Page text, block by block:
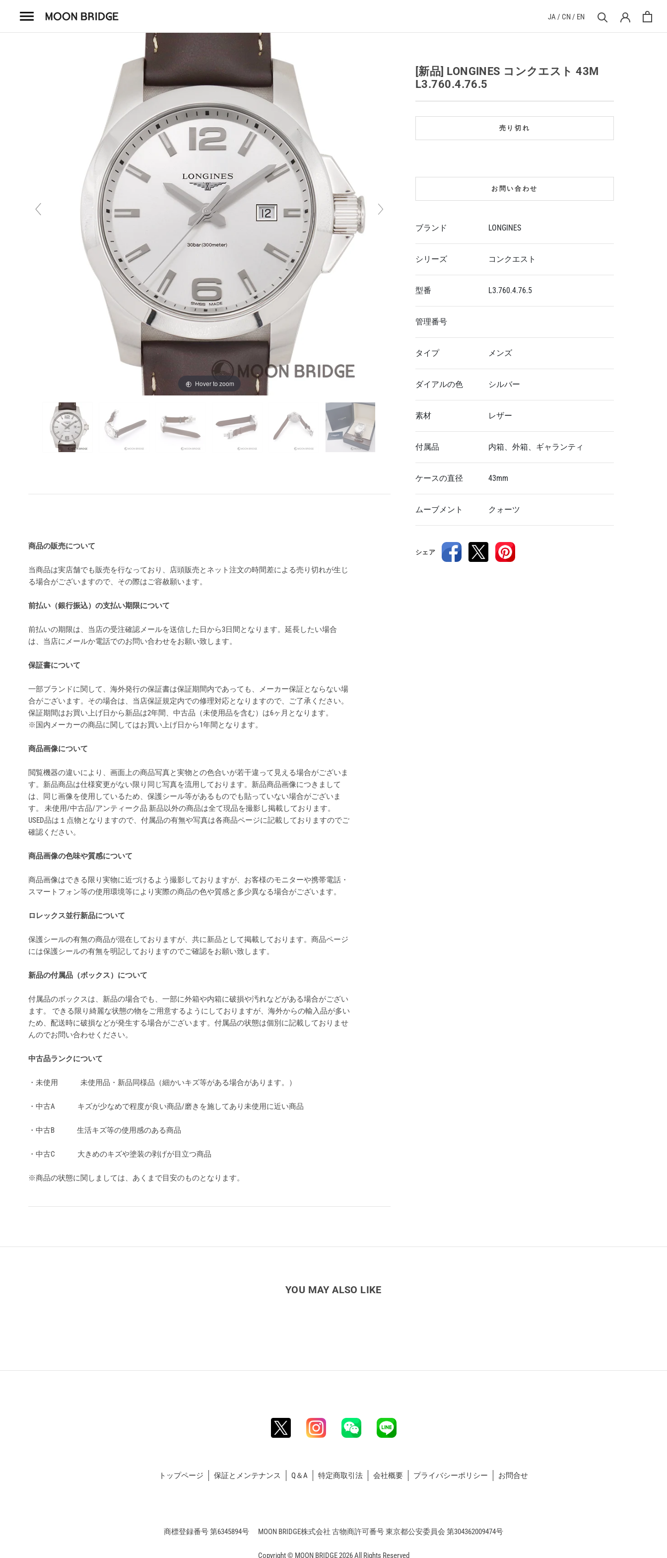
JA/ CN/ EN
Hover to zoom
[新品] LONGINES コンクエスト 43M
L3.760.4.76.5
売り切れ
お問い合わせ
ブランド LONGINES
シリーズ コンクエスト
型番 L3.760.4.76.5
管理番号
タイプ メンズ
ダイアルの色 シルバー
素材 レザー
付属品 内箱、外箱、ギャランティ
ケースの直径 43mm
ムーブメント クォーツ
シェア
商品の販売について
当商品は実店舗でも販売を行なっており、店頭販売とネット注文の時間差による売り切れが生じ
る場合がございますので、その際はご容赦願います。
前払い（銀行振込）の支払い期限について
前払いの期限は、当店の受注確認メールを送信した日から3日間となります。延長したい場合
は、当店にメールか電話でのお問い合わせをお願い致します。
保証書について
一部ブランドに関して、海外発行の保証書は保証期間内であっても、メーカー保証とならない場
合がございます。その場合は、当店保証規定内での修理対応となりますので、ご了承ください。
保証期間はお買い上げ日から新品は2年間、中古品（未使用品を含む）は6ヶ月となります。
※国内メーカーの商品に関してはお買い上げ日から1年間となります。
商品画像について
閲覧機器の違いにより、画面上の商品写真と実物との色合いが若干違って見える場合がございま
す。新品商品は仕様変更がない限り同じ写真を流用しております。新品商品画像につきまして
は、同じ画像を使用しているため、保護シール等があるものでも貼っていない場合がございま
す。 未使用/中古品/アンティーク品 新品以外の商品は全て現品を撮影し掲載しております。
USED品は１点物となりますので、付属品の有無や写真は各商品ページに記載しておりますのでご
確認ください。
商品画像の色味や質感について
商品画像はできる限り実物に近づけるよう撮影しておりますが、お客様のモニターや携帯電話・
スマートフォン等の使用環境等により実際の商品の色や質感と多少異なる場合がございます。
ロレックス並行新品について
保護シールの有無の商品が混在しておりますが、共に新品として掲載しております。商品ページ
には保護シールの有無を明記しておりますのでご確認をお願い致します。
新品の付属品（ボックス）について
付属品のボックスは、新品の場合でも、一部に外箱や内箱に破損や汚れなどがある場合がござい
ます。 できる限り綺麗な状態の物をご用意するようにしておりますが、海外からの輸入品が多い
ため、配送時に破損などが発生する場合がございます。付属品の状態は個別に記載しておりませ
んのでお問い合わせください。
中古品ランクについて
・未使用 未使用品・新品同様品（細かいキズ等がある場合があります。）
・中古A キズが少なめで程度が良い商品/磨きを施してあり未使用に近い商品
・中古B 生活キズ等の使用感のある商品
・中古C 大きめのキズや塗装の剥げが目立つ商品
※商品の状態に関しましては、あくまで目安のものとなります。
YOU MAY ALSO LIKE
トップページ 保証とメンテナンス Q＆A 特定商取引法 会社概要 プライバシーポリシー お問合せ
商標登録番号 第6345894号 MOON BRIDGE株式会社 古物商許可番号 東京都公安委員会 第304362009474号
Copyright © MOON BRIDGE 2026 All Rights Reserved